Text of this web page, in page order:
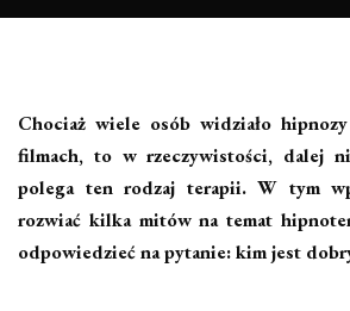
Chociaż wiele osób widziało
filmach, to w rzeczywistości, dalej
polega ten rodzaj terapii. W tym
rozwiać kilka mitów na temat
odpowiedzieć na pytanie: kim jest